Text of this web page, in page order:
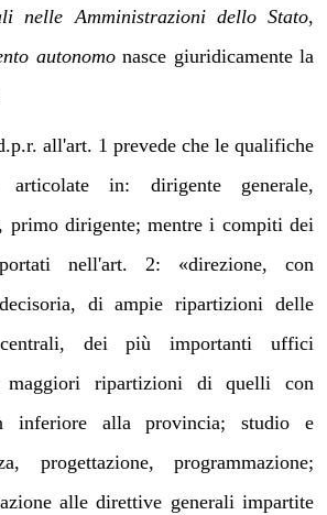
nelle Amministrazioni dello Stato,
autonomonasce giuridicamente la
all'art. 1 prevede che le qualifiche
articolate in: dirigente generale,
primo dirigente; mentre i compiti dei
nell'art. 2: «direzione, con
di ampie ripartizioni delle
centrali, dei più importanti uffici
ripartizioni di quelli con
inferiore alla provincia; studio e
progettazione, programmazione;
alle direttive generali impartite